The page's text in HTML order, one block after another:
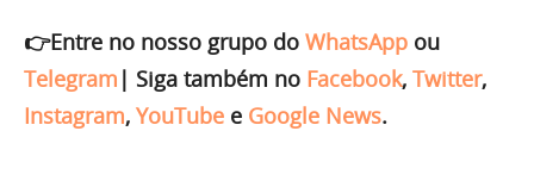
👉Entre no nosso grupo do WhatsApp ou
Telegram | Siga também no Facebook, Twitter,
Instagram, YouTube e Google News.